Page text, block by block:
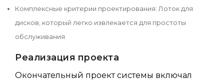
Комплексные критерии проектирования: Лоток для
дисков, который легко извлекается для простоты
обслуживания
Реализация проекта
Окончательный проект системы включал